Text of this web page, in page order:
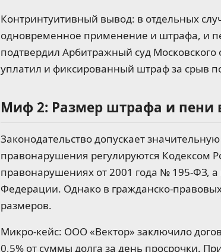
Контринтуитивный вывод: в отдельных
одновременное применение и штрафа, и
подтвердил Арбитражный суд Московского
уплатил и фиксированный штраф за срыв
Миф 2: Размер штрафа и пени
Законодательство допускает
правонарушения регулируются Кодексом
правонарушениях от 2001 года № 195-ФЗ,
Федерации. Однако в гражданско-
размеров.
Микро-кейс: ООО «Вектор» заключило
0,5% от суммы долга за день просрочки.